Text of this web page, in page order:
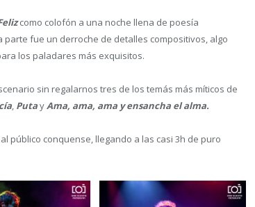
como colofón a una noche llena de poesía
fue un derroche de detalles compositivos, algo
los paladares más exquisitos.
sin regalarnos tres de los temás más míticos de
, PutayAma, ama, ama y ensancha el alma.
público conquense, llegando a las casi 3h de puro